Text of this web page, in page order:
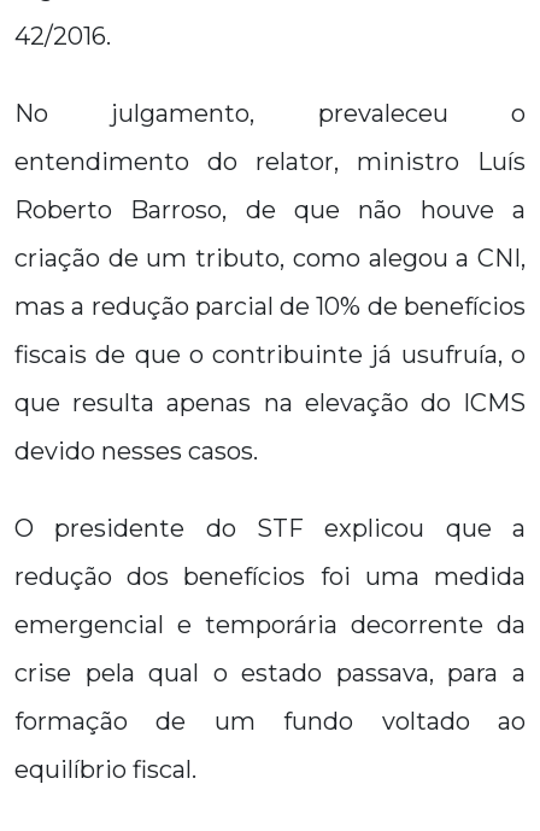
42/2016.
No julgamento, prevaleceu o
entendimento do relator, ministro Luís
Roberto Barroso, de que não houve a
criação de um tributo, como alegou a CNI,
mas a redução parcial de 10% de benefícios
fiscais de que o contribuinte já usufruía, o
que resulta apenas na elevação do ICMS
devido nesses casos.
O presidente do STF explicou que a
redução dos benefícios foi uma medida
emergencial e temporária decorrente da
crise pela qual o estado passava, para a
formação de um fundo voltado ao
equilíbrio fiscal.